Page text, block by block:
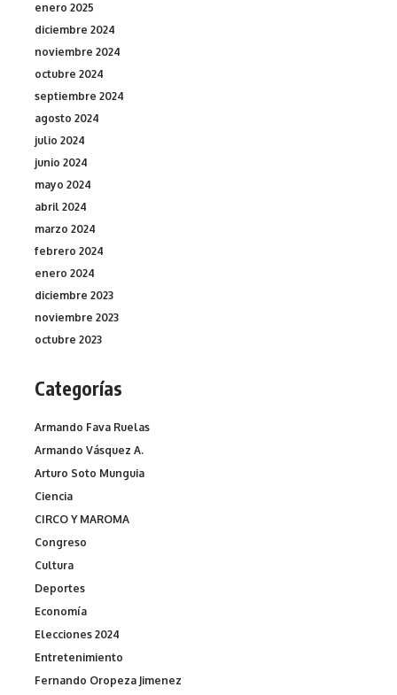
enero 2025
diciembre 2024
noviembre 2024
octubre 2024
septiembre 2024
agosto 2024
julio 2024
junio 2024
mayo 2024
abril 2024
marzo 2024
febrero 2024
enero 2024
diciembre 2023
noviembre 2023
octubre 2023
Categorías
Armando Fava Ruelas
Armando Vásquez A.
Arturo Soto Munguia
Ciencia
CIRCO Y MAROMA
Congreso
Cultura
Deportes
Economía
Elecciones 2024
Entretenimiento
Fernando Oropeza Jimenez